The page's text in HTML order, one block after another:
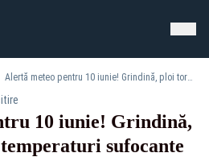
Alertă meteo pentru 10 iunie! Grindină, ploi torențiale și temperaturi sufocante
10 iunie! Grindină,
sufocante